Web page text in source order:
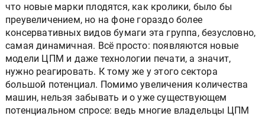
что новые марки плодятся, как кролики, было бы
преувеличением, но на фоне гораздо более
консервативных видов бумаги эта группа, безусловно,
самая динамичная. Всё просто: появляются новые
модели ЦПМ и даже технологии печати, а значит,
нужно реагировать. К тому же у этого сектора
большой потенциал. Помимо увеличения количества
машин, нельзя забывать и о уже существующем
потенциальном спросе: ведь многие владельцы ЦПМ